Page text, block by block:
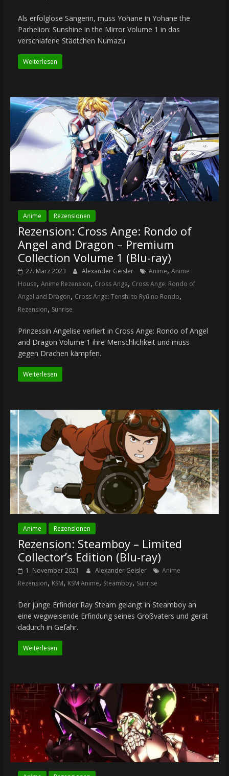
Als erfolglose Sängerin, muss Yohane in Yohane the
Parhelion: Sunshine in the Mirror Volume 1 in das
verschlafene Städtchen Numazu
Weiterlesen
Anime Rezensionen
Rezension: Cross Ange: Rondo of
Angel and Dragon – Premium
Collection Volume 1 (Blu-ray)
27. März 2023 Alexander Geisler Anime, Anime
House, Anime Rezension, Cross Ange, Cross Ange: Rondo of
Angel and Dragon, Cross Ange: Tenshi to Ryū no Rondo,
Rezension, Sunrise
Prinzessin Angelise verliert in Cross Ange: Rondo of Angel
and Dragon Volume 1 ihre Menschlichkeit und muss
gegen Drachen kämpfen.
Weiterlesen
Anime Rezensionen
Rezension: Steamboy – Limited
Collector’s Edition (Blu-ray)
1. November 2021 Alexander Geisler
Anime
Rezension, KSM, KSM Anime, Steamboy, Sunrise
Der junge Erfinder Ray Steam gelangt in Steamboy an
eine wegweisende Erfindung seines Großvaters und gerät
dadurch in Gefahr.
Weiterlesen